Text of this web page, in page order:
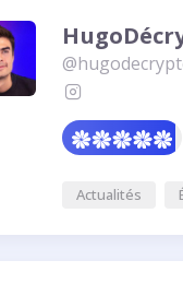
Actualités